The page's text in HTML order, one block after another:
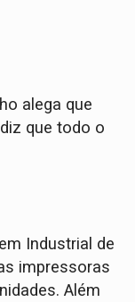
alega que
que todo o
Industrial de
impressoras
Além